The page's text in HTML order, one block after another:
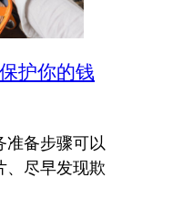
护你的钱
准备步骤可以
、尽早发现欺